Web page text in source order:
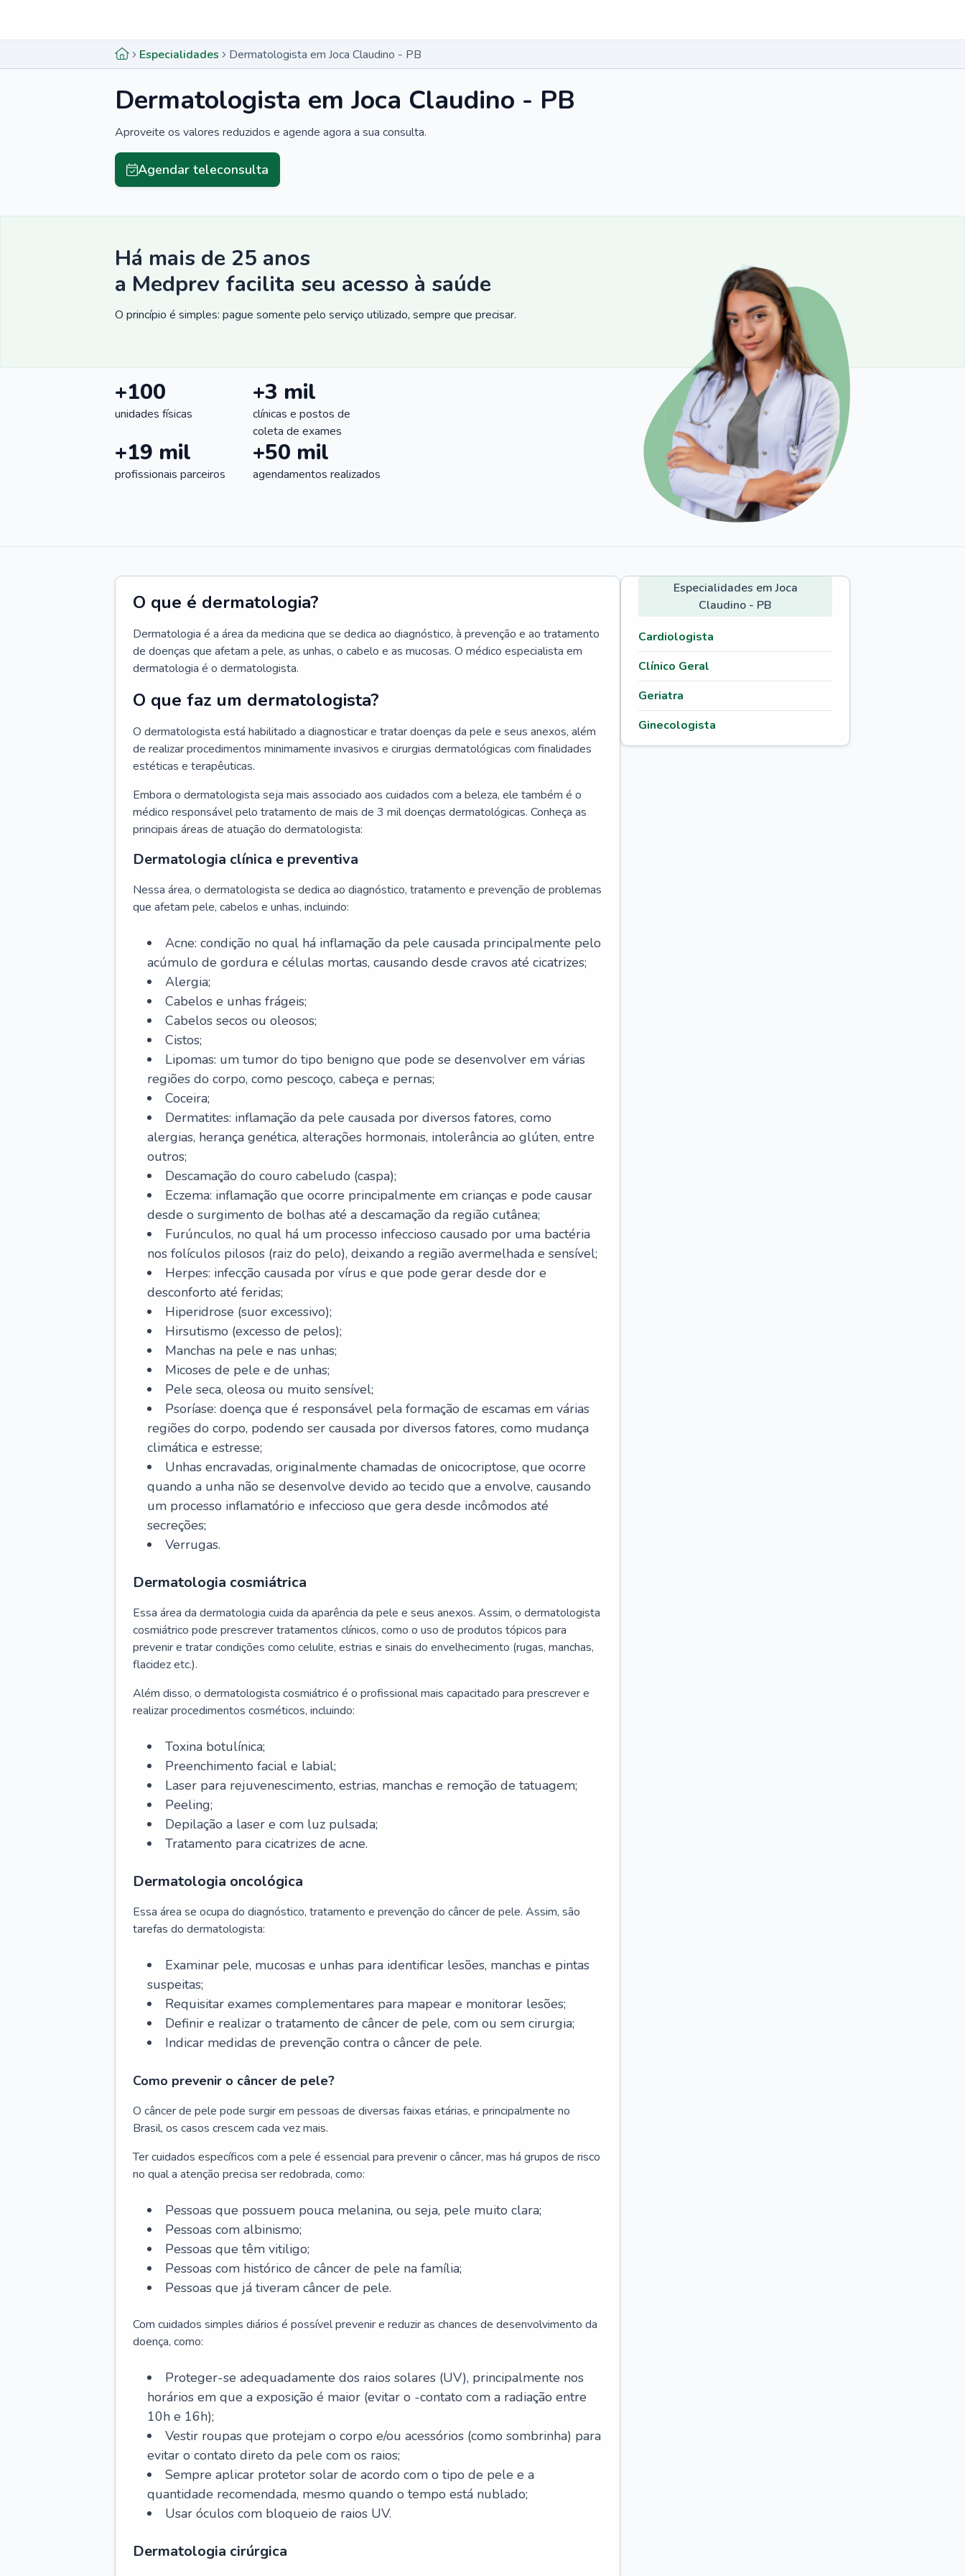
Especialidades Dermatologista em Joca Claudino - PB
Dermatologista em Joca Claudino - PB
Aproveite os valores reduzidos e agende agora a sua consulta.
Agendar teleconsulta
Há mais de 25 anos
a Medprev facilita seu acesso à saúde
O princípio é simples: pague somente pelo serviço utilizado, sempre que precisar.
+100
unidades físicas
+3 mil
clínicas e postos de
coleta de exames
+19 mil
profissionais parceiros
+50 mil
agendamentos realizados
O que é dermatologia?
Dermatologia é a área da medicina que se dedica ao diagnóstico, à prevenção e ao tratamento
de doenças que afetam a pele, as unhas, o cabelo e as mucosas. O médico especialista em
dermatologia é o dermatologista.
O que faz um dermatologista?
O dermatologista está habilitado a diagnosticar e tratar doenças da pele e seus anexos, além
de realizar procedimentos minimamente invasivos e cirurgias dermatológicas com finalidades
estéticas e terapêuticas.
Embora o dermatologista seja mais associado aos cuidados com a beleza, ele também é o
médico responsável pelo tratamento de mais de 3 mil doenças dermatológicas. Conheça as
principais áreas de atuação do dermatologista:
Dermatologia clínica e preventiva
Nessa área, o dermatologista se dedica ao diagnóstico, tratamento e prevenção de problemas
que afetam pele, cabelos e unhas, incluindo:
Acne: condição no qual há inflamação da pele causada principalmente pelo
acúmulo de gordura e células mortas, causando desde cravos até cicatrizes;
Alergia;
Cabelos e unhas frágeis;
Cabelos secos ou oleosos;
Cistos;
Lipomas: um tumor do tipo benigno que pode se desenvolver em várias
regiões do corpo, como pescoço, cabeça e pernas;
Coceira;
Dermatites: inflamação da pele causada por diversos fatores, como
alergias, herança genética, alterações hormonais, intolerância ao glúten, entre
outros;
Descamação do couro cabeludo (caspa);
Eczema: inflamação que ocorre principalmente em crianças e pode causar
desde o surgimento de bolhas até a descamação da região cutânea;
Furúnculos, no qual há um processo infeccioso causado por uma bactéria
nos folículos pilosos (raiz do pelo), deixando a região avermelhada e sensível;
Herpes: infecção causada por vírus e que pode gerar desde dor e
desconforto até feridas;
Hiperidrose (suor excessivo);
Hirsutismo (excesso de pelos);
Manchas na pele e nas unhas;
Micoses de pele e de unhas;
Pele seca, oleosa ou muito sensível;
Psoríase: doença que é responsável pela formação de escamas em várias
regiões do corpo, podendo ser causada por diversos fatores, como mudança
climática e estresse;
Unhas encravadas, originalmente chamadas de onicocriptose, que ocorre
quando a unha não se desenvolve devido ao tecido que a envolve, causando
um processo inflamatório e infeccioso que gera desde incômodos até
secreções;
Verrugas.
Dermatologia cosmiátrica
Essa área da dermatologia cuida da aparência da pele e seus anexos. Assim, o dermatologista
cosmiátrico pode prescrever tratamentos clínicos, como o uso de produtos tópicos para
prevenir e tratar condições como celulite, estrias e sinais do envelhecimento (rugas, manchas,
flacidez etc.).
Além disso, o dermatologista cosmiátrico é o profissional mais capacitado para prescrever e
realizar procedimentos cosméticos, incluindo:
Toxina botulínica;
Preenchimento facial e labial;
Laser para rejuvenescimento, estrias, manchas e remoção de tatuagem;
Peeling;
Depilação a laser e com luz pulsada;
Tratamento para cicatrizes de acne.
Dermatologia oncológica
Essa área se ocupa do diagnóstico, tratamento e prevenção do câncer de pele. Assim, são
tarefas do dermatologista:
Examinar pele, mucosas e unhas para identificar lesões, manchas e pintas
suspeitas;
Requisitar exames complementares para mapear e monitorar lesões;
Definir e realizar o tratamento de câncer de pele, com ou sem cirurgia;
Indicar medidas de prevenção contra o câncer de pele.
Como prevenir o câncer de pele?
O câncer de pele pode surgir em pessoas de diversas faixas etárias, e principalmente no
Brasil, os casos crescem cada vez mais.
Ter cuidados específicos com a pele é essencial para prevenir o câncer, mas há grupos de risco
no qual a atenção precisa ser redobrada, como:
Pessoas que possuem pouca melanina, ou seja, pele muito clara;
Pessoas com albinismo;
Pessoas que têm vitiligo;
Pessoas com histórico de câncer de pele na família;
Pessoas que já tiveram câncer de pele.
Com cuidados simples diários é possível prevenir e reduzir as chances de desenvolvimento da
doença, como:
Proteger-se adequadamente dos raios solares (UV), principalmente nos
horários em que a exposição é maior (evitar o -contato com a radiação entre
10h e 16h);
Vestir roupas que protejam o corpo e/ou acessórios (como sombrinha) para
evitar o contato direto da pele com os raios;
Sempre aplicar protetor solar de acordo com o tipo de pele e a
quantidade recomendada, mesmo quando o tempo está nublado;
Usar óculos com bloqueio de raios UV.
Dermatologia cirúrgica
Especialidades em Joca
Claudino - PB
Cardiologista
Clínico Geral
Geriatra
Ginecologista